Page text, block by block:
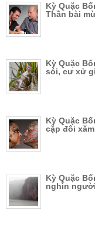
Kỳ Quặc
Thần bài
Kỳ Quặc
sói, cư xử
Kỳ Quặc
cặp đôi
Kỳ Quặc
nghìn